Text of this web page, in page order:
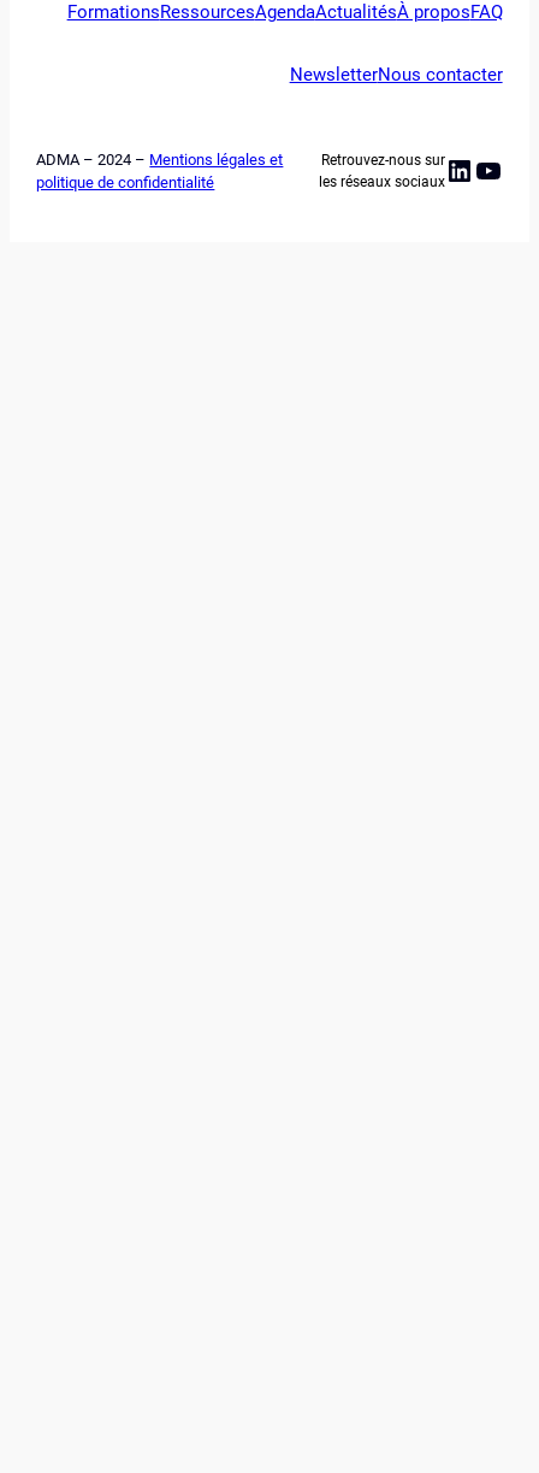
FormationsRessourcesAgendaActualitésÀ proposFAQ
NewsletterNous contacter
ADMA – 2024 – Mentions légales et
politique de confidentialité
Retrouvez-nous sur
les réseaux sociaux